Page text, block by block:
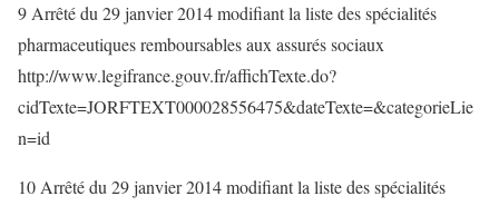
9 Arrêté du 29 janvier 2014 modifiant la liste des spécialités
pharmaceutiques remboursables aux assurés sociaux
http://www.legifrance.gouv.fr/affichTexte.do?
cidTexte=JORFTEXT000028556475&dateTexte=&categorieLie
n=id
10 Arrêté du 29 janvier 2014 modifiant la liste des spécialités